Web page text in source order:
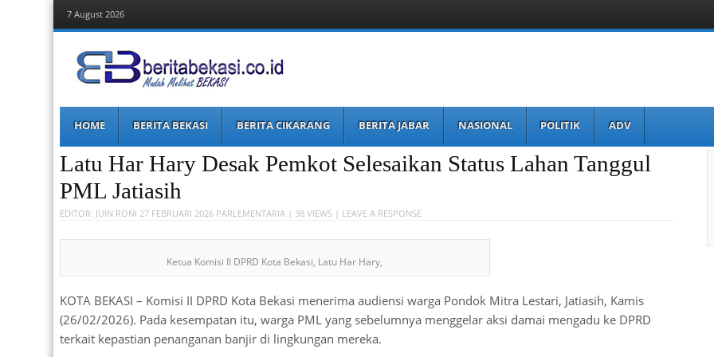
7 August 2026
Berita Bekasi
Mudah Melihat Bekasi
Menu
HOME BERITA BEKASI BERITA CIKARANG BERITA JABAR NASIONAL POLITIK ADV
Latu Har Hary Desak Pemkot Selesaikan Status Lahan Tanggul
PML Jatiasih
EDITOR: JUIN RONI 27 FEBRUARI 2026 PARLEMENTARIA| 38 VIEWS | LEAVE A RESPONSE
Ketua Komisi II DPRD Kota Bekasi, Latu Har Hary,
KOTA BEKASI – Komisi II DPRD Kota Bekasi menerima audiensi warga Pondok Mitra Lestari, Jatiasih, Kamis
(26/02/2026). Pada kesempatan itu, warga PML yang sebelumnya menggelar aksi damai mengadu ke DPRD
terkait kepastian penanganan banjir di lingkungan mereka.